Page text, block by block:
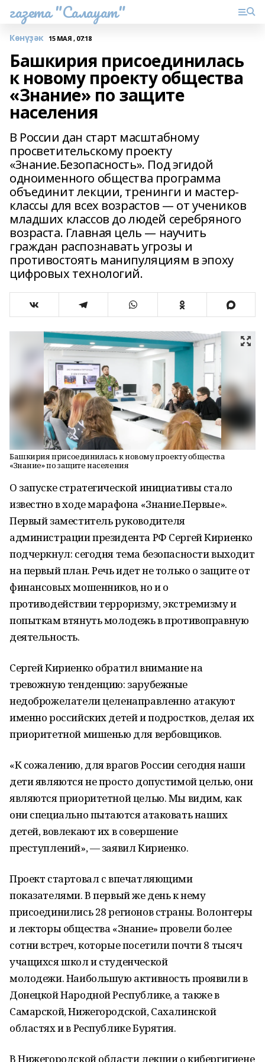
газета "Салауат"
Көнүҙәк 15 МАЯ , 07:18
Башкирия присоединилась
к новому проекту общества
«Знание» по защите
населения
В России дан старт масштабному
просветительскому проекту
«Знание.Безопасность». Под эгидой
одноименного общества программа
объединит лекции, тренинги и мастер-
классы для всех возрастов — от учеников
младших классов до людей серебряного
возраста. Главная цель — научить
граждан распознавать угрозы и
противостоять манипуляциям в эпоху
цифровых технологий.
Башкирия присоединилась к новому проекту общества
«Знание» по защите населения
О запуске стратегической инициативы стало
известно в ходе марафона «Знание.Первые».
Первый заместитель руководителя
администрации президента РФ Сергей Кириенко
подчеркнул: сегодня тема безопасности выходит
на первый план. Речь идет не только о защите от
финансовых мошенников, но и о
противодействии терроризму, экстремизму и
попыткам втянуть молодежь в противоправную
деятельность.
Сергей Кириенко обратил внимание на
тревожную тенденцию: зарубежные
недоброжелатели целенаправленно атакуют
именно российских детей и подростков, делая их
приоритетной мишенью для вербовщиков.
«К сожалению, для врагов России сегодня наши
дети являются не просто допустимой целью, они
являются приоритетной целью. Мы видим, как
они специально пытаются атаковать наших
детей, вовлекают их в совершение
преступлений», — заявил Кириенко.
Проект стартовал с впечатляющими
показателями. В первый же день к нему
присоединились 28 регионов страны. Волонтеры
и лекторы общества «Знание» провели более
сотни встреч, которые посетили почти 8 тысяч
учащихся школ и студенческой
молодежи. Наибольшую активность проявили в
Донецкой Народной Республике, а также в
Самарской, Нижегородской, Сахалинской
областях и в Республике Бурятия.
В Нижегородской области лекции о кибергигиене